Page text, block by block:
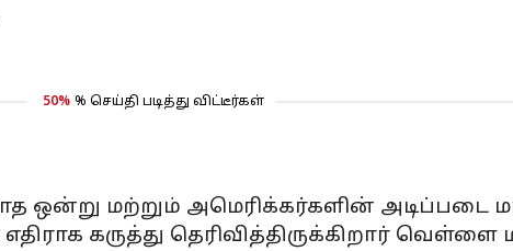
50% % செய்தி படித்து விட்டீர்கள்
ஒன்று மற்றும் அமெரிக்கர்களின் அடிப்படை
கருத்து தெரிவித்திருக்கிறார்